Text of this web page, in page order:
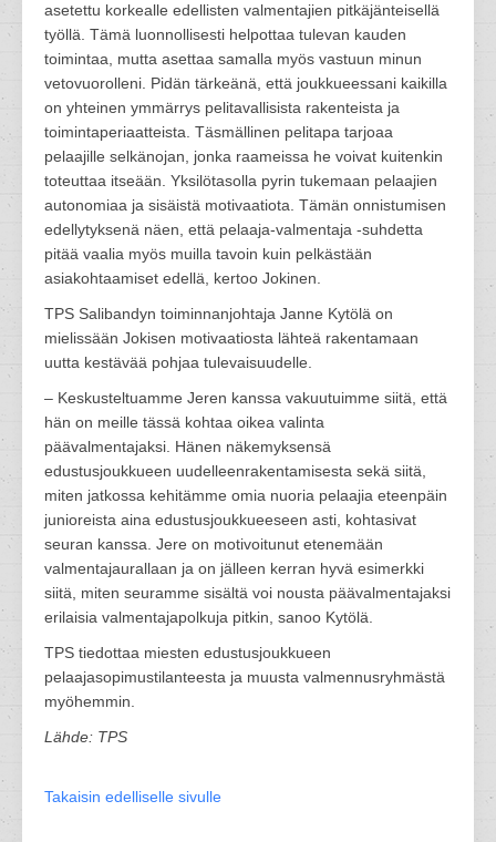
asetettu korkealle edellisten valmentajien pitkäjänteisellä
työllä. Tämä luonnollisesti helpottaa tulevan kauden
toimintaa, mutta asettaa samalla myös vastuun minun
vetovuorolleni. Pidän tärkeänä, että joukkueessani kaikilla
on yhteinen ymmärrys pelitavallisista rakenteista ja
toimintaperiaatteista. Täsmällinen pelitapa tarjoaa
pelaajille selkänojan, jonka raameissa he voivat kuitenkin
toteuttaa itseään. Yksilötasolla pyrin tukemaan pelaajien
autonomiaa ja sisäistä motivaatiota. Tämän onnistumisen
edellytyksenä näen, että pelaaja-valmentaja -suhdetta
pitää vaalia myös muilla tavoin kuin pelkästään
asiakohtaamiset edellä, kertoo Jokinen.
TPS Salibandyn toiminnanjohtaja Janne Kytölä on
mielissään Jokisen motivaatiosta lähteä rakentamaan
uutta kestävää pohjaa tulevaisuudelle.
– Keskusteltuamme Jeren kanssa vakuutuimme siitä, että
hän on meille tässä kohtaa oikea valinta
päävalmentajaksi. Hänen näkemyksensä
edustusjoukkueen uudelleenrakentamisesta sekä siitä,
miten jatkossa kehitämme omia nuoria pelaajia eteenpäin
junioreista aina edustusjoukkueeseen asti, kohtasivat
seuran kanssa. Jere on motivoitunut etenemään
valmentajaurallaan ja on jälleen kerran hyvä esimerkki
siitä, miten seuramme sisältä voi nousta päävalmentajaksi
erilaisia valmentajapolkuja pitkin, sanoo Kytölä.
TPS tiedottaa miesten edustusjoukkueen
pelaajasopimustilanteesta ja muusta valmennusryhmästä
myöhemmin.
Lähde: TPS
Takaisin edelliselle sivulle